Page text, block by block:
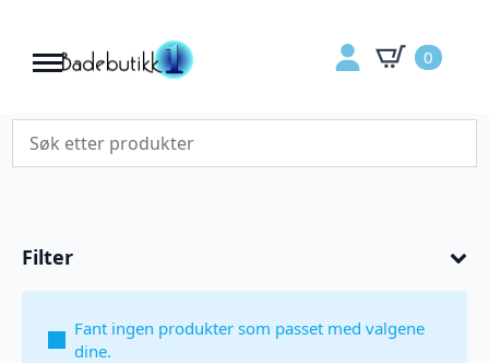
0
Filter
Fant ingen produkter som passet med valgene
dine.